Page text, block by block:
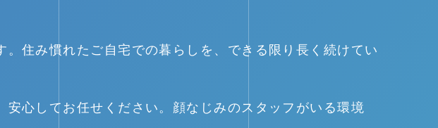
住み慣れたご自宅での暮らしを、できる限り長く続けてい
心してお任せください。顔なじみのスタッフがいる環境